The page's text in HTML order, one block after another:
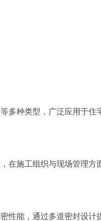
多种类型，广泛应用于
在施工组织与现场管理
性能，通过多道密封设